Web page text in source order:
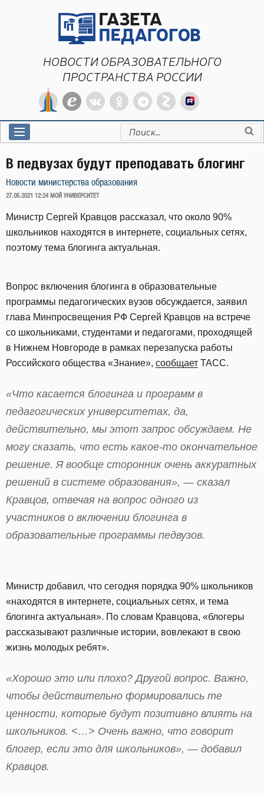
НОВОСТИ ОБРАЗОВАТЕЛЬНОГО
ПРОСТРАНСТВА РОССИИ
Искать:
В педвузах будут преподавать блогинг
Новости министерства образования
ОПУБЛИКОВАНО
27.05.2021 12:24 МОЙ УНИВЕРСИТЕТ
Министр Сергей Кравцов рассказал, что около 90%
школьников находятся в интернете, социальных сетях,
поэтому тема блогинга актуальная.
Вопрос включения блогинга в образовательные
программы педагогических вузов обсуждается, заявил
глава Минпросвещения РФ Сергей Кравцов на встрече
со школьниками, студентами и педагогами, проходящей
в Нижнем Новгороде в рамках перезапуска работы
Российского общества «Знание», сообщает ТАСС.
«Что касается блогинга и программ в
педагогических университетах, да,
действительно, мы этот запрос обсуждаем. Не
могу сказать, что есть какое-то окончательное
решение. Я вообще сторонник очень аккуратных
решений в системе образования», — сказал
Кравцов, отвечая на вопрос одного из
участников о включении блогинга в
образовательные программы педвузов.
Министр добавил, что сегодня порядка 90% школьников
«находятся в интернете, социальных сетях, и тема
блогинга актуальная». По словам Кравцова, «блогеры
рассказывают различные истории, вовлекают в свою
жизнь молодых ребят».
«Хорошо это или плохо? Другой вопрос. Важно,
чтобы действительно формировались те
ценности, которые будут позитивно влиять на
школьников. <…> Очень важно, что говорит
блогер, если это для школьников», — добавил
Кравцов.